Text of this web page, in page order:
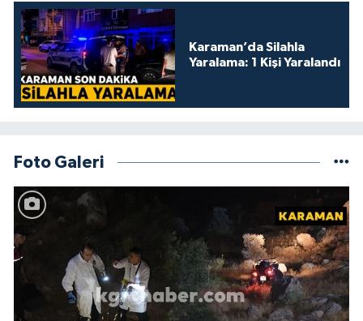
Karaman’da Silahla
Yaralama: 1 Kişi Yaralandı
Foto Galeri